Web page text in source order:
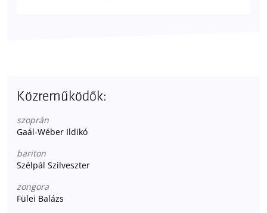
Közreműködők:
szoprán
Gaál-Wéber Ildikó
bariton
Szélpál Szilveszter
zongora
Fülei Balázs